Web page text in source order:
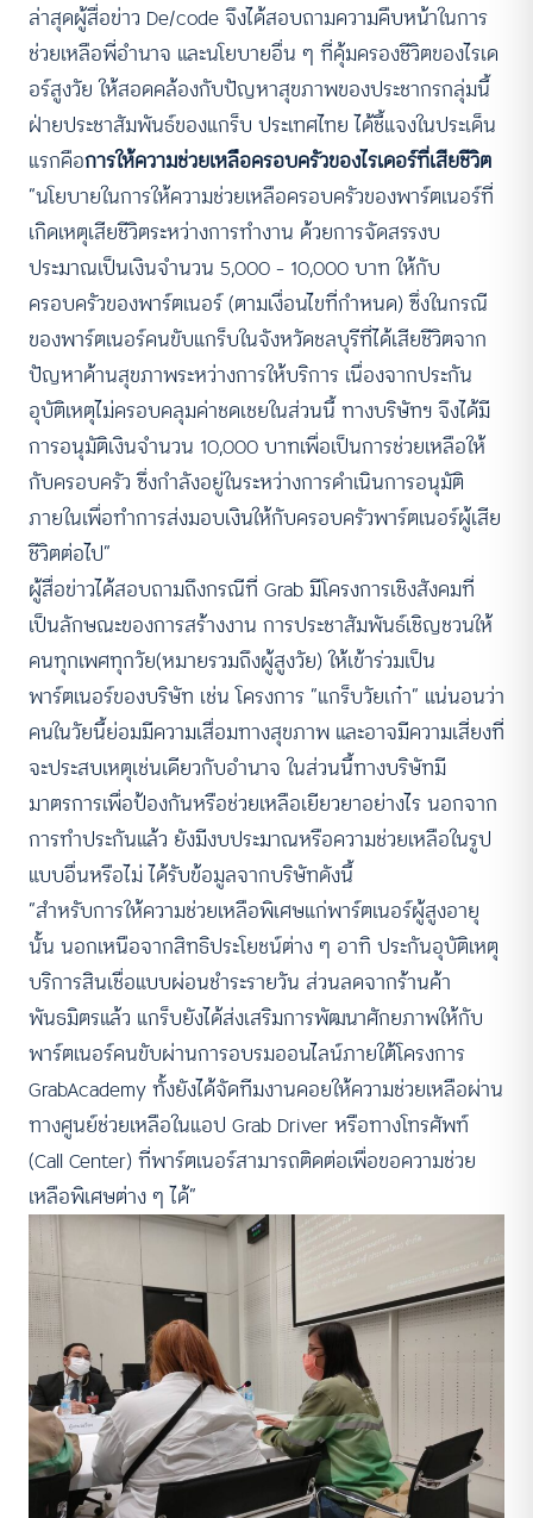
ล่าสุดผู้สื่อข่าว De/code จึงได้สอบถามความคืบหน้าในการ
ช่วยเหลือพี่อำนาจ และนโยบายอื่น ๆ ที่คุ้มครองชีวิตของไรเด
อร์สูงวัย ให้สอดคล้องกับปัญหาสุขภาพของประชากรกลุ่มนี้
ฝ่ายประชาสัมพันธ์ของแกร็บ ประเทศไทย ได้ชี้แจงในประเด็น
แรกคือการให้ความช่วยเหลือครอบครัวของไรเดอร์ที่เสียชีวิต
“นโยบายในการให้ความช่วยเหลือครอบครัวของพาร์ตเนอร์ที่
เกิดเหตุเสียชีวิตระหว่างการทำงาน ด้วยการจัดสรรงบ
ประมาณเป็นเงินจำนวน 5,000 – 10,000 บาท ให้กับ
ครอบครัวของพาร์ตเนอร์ (ตามเงื่อนไขที่กำหนด) ซึ่งในกรณี
ของพาร์ตเนอร์คนขับแกร็บในจังหวัดชลบุรีที่ได้เสียชีวิตจาก
ปัญหาด้านสุขภาพระหว่างการให้บริการ เนื่องจากประกัน
อุบัติเหตุไม่ครอบคลุมค่าชดเชยในส่วนนี้ ทางบริษัทฯ จึงได้มี
การอนุมัติเงินจำนวน 10,000 บาทเพื่อเป็นการช่วยเหลือให้
กับครอบครัว ซึ่งกำลังอยู่ในระหว่างการดำเนินการอนุมัติ
ภายในเพื่อทำการส่งมอบเงินให้กับครอบครัวพาร์ตเนอร์ผู้เสีย
ชีวิตต่อไป”
ผู้สื่อข่าวได้สอบถามถึงกรณีที่ Grab มีโครงการเชิงสังคมที่
เป็นลักษณะของการสร้างงาน การประชาสัมพันธ์เชิญชวนให้
คนทุกเพศทุกวัย(หมายรวมถึงผู้สูงวัย) ให้เข้าร่วมเป็น
พาร์ตเนอร์ของบริษัท เช่น โครงการ “แกร็บวัยเก๋า” แน่นอนว่า
คนในวัยนี้ย่อมมีความเสื่อมทางสุขภาพ และอาจมีความเสี่ยงที่
จะประสบเหตุเช่นเดียวกับอำนาจ ในส่วนนี้ทางบริษัทมี
มาตรการเพื่อป้องกันหรือช่วยเหลือเยียวยาอย่างไร นอกจาก
การทำประกันแล้ว ยังมีงบประมาณหรือความช่วยเหลือในรูป
แบบอื่นหรือไม่ ได้รับข้อมูลจากบริษัทดังนี้
“สำหรับการให้ความช่วยเหลือพิเศษแก่พาร์ตเนอร์ผู้สูงอายุ
นั้น นอกเหนือจากสิทธิประโยชน์ต่าง ๆ อาทิ ประกันอุบัติเหตุ
บริการสินเชื่อแบบผ่อนชำระรายวัน ส่วนลดจากร้านค้า
พันธมิตรแล้ว แกร็บยังได้ส่งเสริมการพัฒนาศักยภาพให้กับ
พาร์ตเนอร์คนขับผ่านการอบรมออนไลน์ภายใต้โครงการ
GrabAcademy ทั้งยังได้จัดทีมงานคอยให้ความช่วยเหลือผ่าน
ทางศูนย์ช่วยเหลือในแอป Grab Driver หรือทางโทรศัพท์
(Call Center) ที่พาร์ตเนอร์สามารถติดต่อเพื่อขอความช่วย
เหลือพิเศษต่าง ๆ ได้”